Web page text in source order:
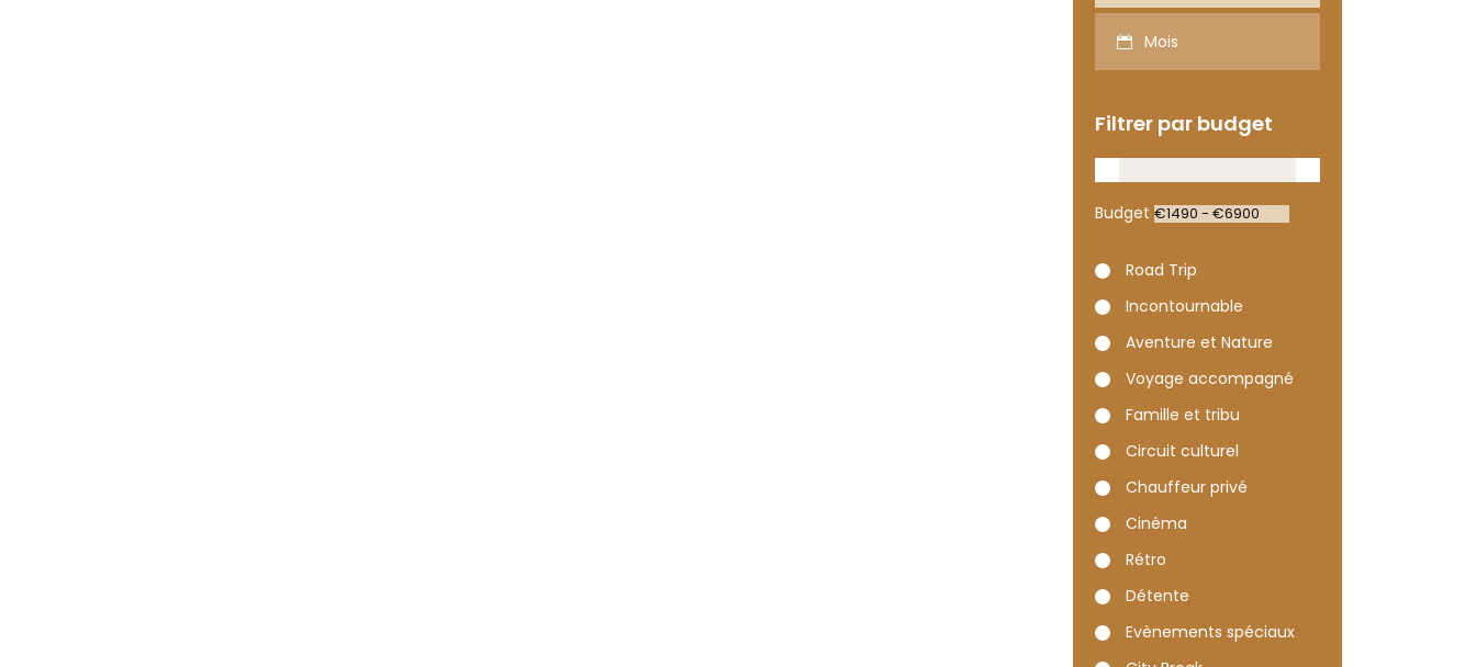
Mois
Filtrer par budget
Budget
Road Trip
Incontournable
Aventure et Nature
Voyage accompagné
Famille et tribu
Circuit culturel
Chauffeur privé
Cinéma
Rétro
Détente
Evènements spéciaux